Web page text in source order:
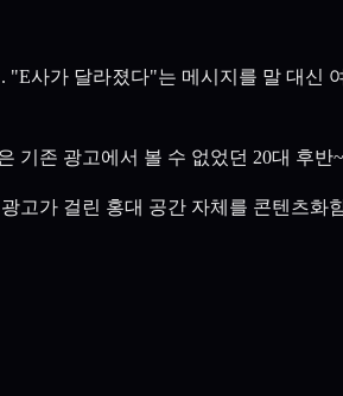
사가 달라졌다"는 메시지를 말 대신
기존 광고에서 볼 수 없었던 20대 후
고가 걸린 홍대 공간 자체를 콘텐츠